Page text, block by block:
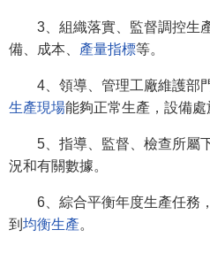
3、組織落實、監督調控生
備、成本、 產量指標等。
4、領導、管理工廠維護部門
生產現場能夠正常生產，設備處
5、指導、監督、檢查所屬
況和有關數據。
6、綜合平衡年度生產任務
到 均衡生產。